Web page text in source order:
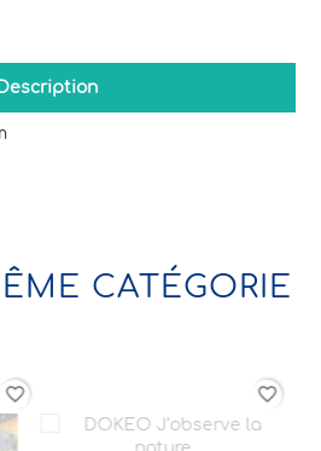
Description
CATÉGORIE
favorite_border favorite_border